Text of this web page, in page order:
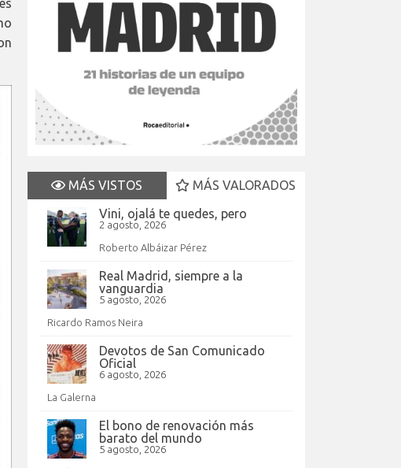
MÁS VISTOS
MÁS VALORADOS
Vini, ojalá te quedes, pero
2 agosto, 2026
Roberto Albáizar Pérez
Real Madrid, siempre a la
vanguardia
5 agosto, 2026
Ricardo Ramos Neira
Devotos de San Comunicado
Oficial
6 agosto, 2026
La Galerna
El bono de renovación más
barato del mundo
5 agosto, 2026